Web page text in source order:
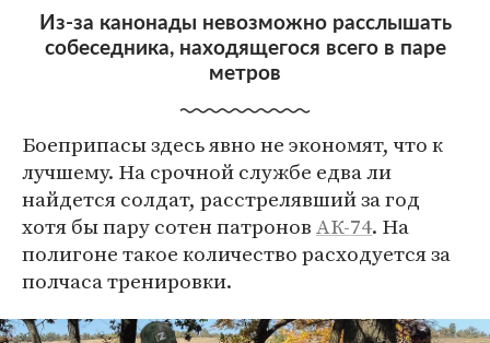
Из-за канонады невозможно расслышать
собеседника, находящегося всего в паре
метров
Боеприпасы здесь явно не экономят, что к
лучшему. На срочной службе едва ли
найдется солдат, расстрелявший за год
хотя бы пару сотен патроновАК-74. На
полигоне такое количество расходуется за
полчаса тренировки.